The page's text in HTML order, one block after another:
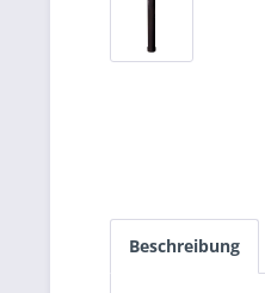
Beschreibung